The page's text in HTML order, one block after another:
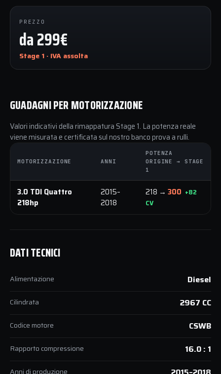
PREZZO
da 299€
Stage 1 · IVA assolta
GUADAGNI PER MOTORIZZAZIONE
Valori indicativi della rimappatura Stage 1. La potenza reale
viene misurata e certificata sul nostro banco prova a rulli.
MOTORIZZAZIONE ANNI
POTENZA
ORIGINE → STAGE
1
3.0 TDI Quattro
218hp
2015–
2018
218 → 300 +82
CV
DATI TECNICI
Alimentazione Diesel
Cilindrata 2967 CC
Codice motore CSWB
Rapporto compressione 16.0 : 1
Anni di produzione